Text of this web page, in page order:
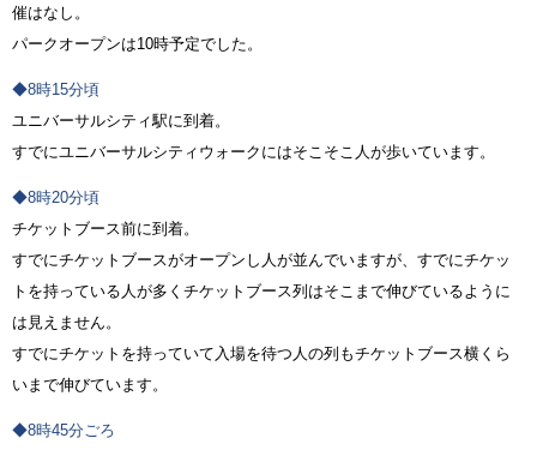
催はなし。
パークオープンは10時予定でした。
◆8時15分頃
ユニバーサルシティ駅に到着。
すでにユニバーサルシティウォークにはそこそこ人が歩いています。
◆8時20分頃
チケットブース前に到着。
すでにチケットブースがオープンし人が並んでいますが、すでにチケッ
トを持っている人が多くチケットブース列はそこまで伸びているように
は見えません。
すでにチケットを持っていて入場を待つ人の列もチケットブース横くら
いまで伸びています。
◆8時45分ごろ